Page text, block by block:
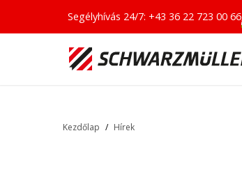
Segélyhívás 24/7: +43 36 22 723 00 66
Kezdőlap / Hírek